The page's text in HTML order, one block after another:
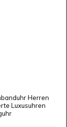
Herren
Luxusuhren